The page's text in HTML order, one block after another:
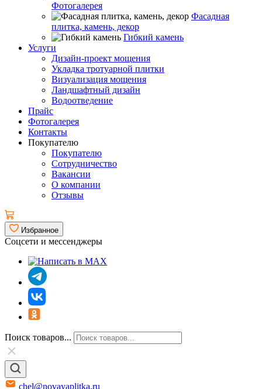
Фотогалерея
Фасадная
плитка, камень, декор
Гибкий камень
Услуги
Дизайн-проект мощения
Укладка тротуарной плитки
Визуализация мощения
Ландшафтный дизайн
Водоотведение
Прайс
Фотогалерея
Контакты
Покупателю
Покупателю
Сотрудничество
Вакансии
О компании
Отзывы
Избранное
Соцсети и мессенджеры
Поиск товаров...
chel@novayaplitka.ru